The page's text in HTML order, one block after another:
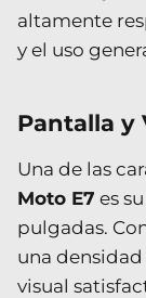
altamente
y el uso
Pantalla y
Una de las
Moto E7 es
pulgadas.
una
visual